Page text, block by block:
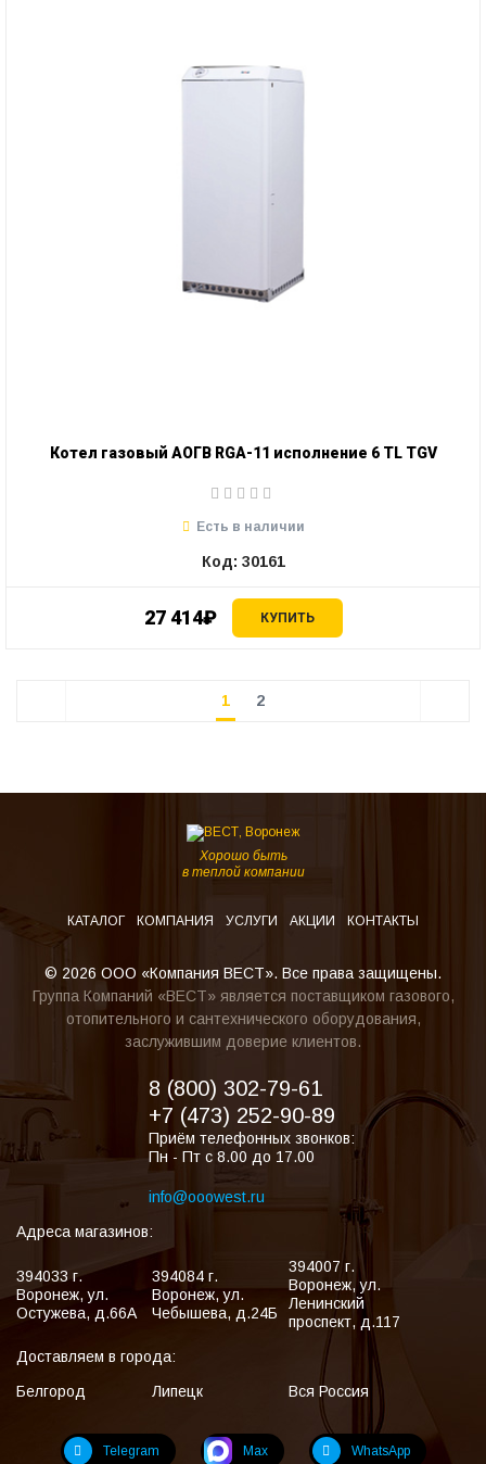
Котел газовый АОГВ RGA-11 исполнение 6 TL TGV
27 414₽ КУПИТЬ
Есть в наличии
Код: 30161
1 2
Хорошо быть
в теплой компании
КАТАЛОГ КОМПАНИЯ УСЛУГИ АКЦИИ КОНТАКТЫ
© 2026 ООО «Компания ВЕСТ». Все права защищены.
Группа Компаний «ВЕСТ» является поставщиком газового,
отопительного и сантехнического оборудования,
заслужившим доверие клиентов.
8 (800) 302-79-61
+7 (473) 252-90-89
Приём телефонных звонков:
Пн - Пт с 8.00 до 17.00
info@ooowest.ru
Адреса магазинов:
394033 г.
Воронеж,ул.
Остужева, д.66А
394084 г.
Воронеж,ул.
Чебышева, д.24Б
394007 г.
Воронеж,ул.
Ленинский
проспект, д.117
Доставляем в города:
Белгород
Липецк Вся Россия
Telegram Max WhatsApp